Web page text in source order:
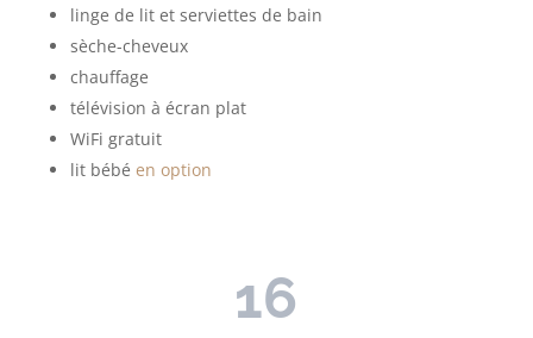
linge de lit et serviettes de bain
sèche-cheveux
chauffage
télévision à écran plat
WiFi gratuit
lit bébé en option
16